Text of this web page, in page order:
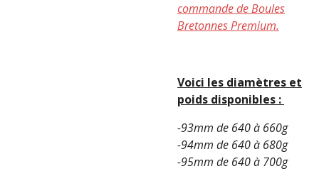
commande de Boules
Bretonnes Premium.
Voici les diamètres et
poids disponibles :
-93mm de 640 à 660g
-94mm de 640 à 680g
-95mm de 640 à 700g